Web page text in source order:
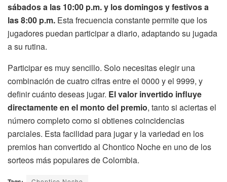
sábados a las 10:00 p.m. y los domingos y festivos a
las 8:00 p.m. Esta frecuencia constante permite que los
jugadores puedan participar a diario, adaptando su jugada
a su rutina.
Participar es muy sencillo. Solo necesitas elegir una
combinación de cuatro cifras entre el 0000 y el 9999, y
definir cuánto deseas jugar. El valor invertido influye
directamente en el monto del premio, tanto si aciertas el
número completo como si obtienes coincidencias
parciales. Esta facilidad para jugar y la variedad en los
premios han convertido al Chontico Noche en uno de los
sorteos más populares de Colombia.